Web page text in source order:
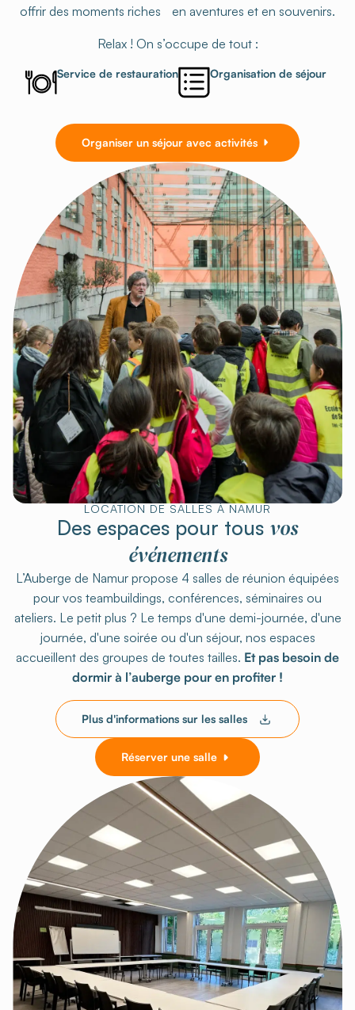
offrir des moments riches en aventures et en souvenirs.
Relax ! On s’occupe de tout :
Service de restauration Organisation de séjour
Organiser un séjour avec activités
LOCATION DE SALLES À NAMUR
Des espaces pour tous vos
événements
L’Auberge de Namur propose 4 salles de réunion équipées
pour vos teambuildings, conférences, séminaires ou
ateliers. Le petit plus ? Le temps d'une demi-journée, d'une
journée, d'une soirée ou d'un séjour, nos espaces
accueillent des groupes de toutes tailles. Et pas besoin de
dormir à l’auberge pour en profiter !
Plus d'informations sur les salles
Réserver une salle